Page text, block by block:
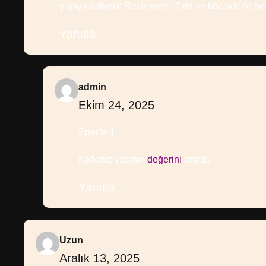
yapıya sahiptir. Beslenme : Tırtıl ve böceklerle
Yanıtla
admin
Ekim 24, 2025
Specter!
Katkınız yazının değerini artırdı.
Yanıtla
Uzun
Aralık 13, 2025